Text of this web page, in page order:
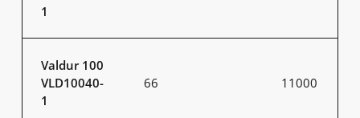
1
Valdur 100
VLD10040-
1
66 11000